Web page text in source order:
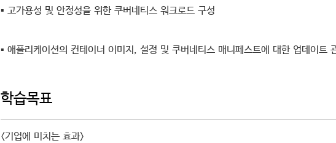
▪ 고가용성 및 안정성을 위한 쿠버네티스 워크로드 구성
▪ 애플리케이션의 컨테이너 이미지, 설정 및 쿠버네티스 매니페스트에 대한 업데이트
학습목표
<기업에 미치는 효과>